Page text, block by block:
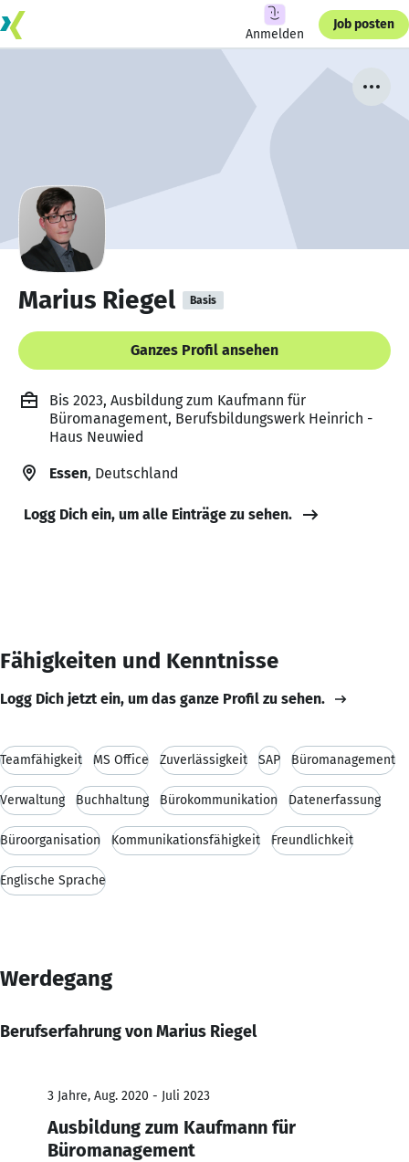
Anmelden
Job posten
Marius Riegel Basis
Ganzes Profil ansehen
Bis 2023, Ausbildung zum Kaufmann für
Büromanagement, Berufsbildungswerk Heinrich -
Haus Neuwied
Essen, Deutschland
Logg Dich ein, um alle Einträge zu sehen.
Fähigkeiten und Kenntnisse
Logg Dich jetzt ein, um das ganze Profil zu sehen.
Teamfähigkeit MS Office Zuverlässigkeit SAP Büromanagement
Verwaltung Buchhaltung Bürokommunikation Datenerfassung
Büroorganisation Kommunikationsfähigkeit Freundlichkeit
Englische Sprache
Werdegang
Berufserfahrung von Marius Riegel
3 Jahre, Aug. 2020 - Juli 2023
Ausbildung zum Kaufmann für
Büromanagement